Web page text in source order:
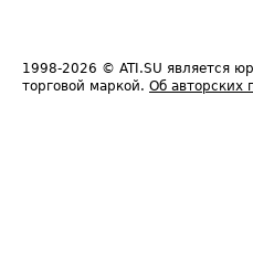
1998-2026 © ATI.SU является
торговой маркой. Об авторских